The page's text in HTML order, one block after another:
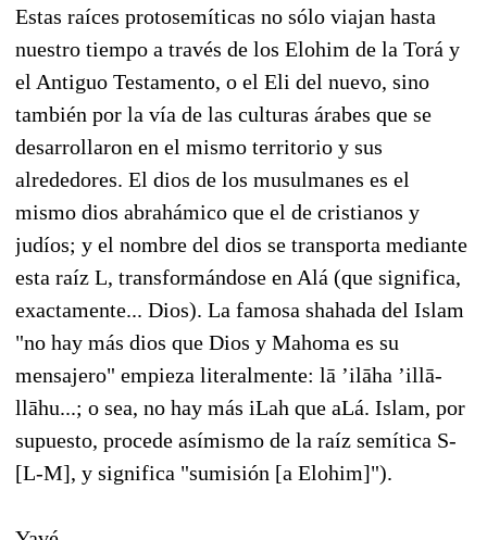
Estas raíces protosemíticas no sólo viajan hasta
nuestro tiempo a través de los Elohim de la Torá y
el Antiguo Testamento, o el Eli del nuevo, sino
también por la vía de las culturas árabes que se
desarrollaron en el mismo territorio y sus
alrededores. El dios de los musulmanes es el
mismo dios abrahámico que el de cristianos y
judíos; y el nombre del dios se transporta mediante
esta raíz L, transformándose en Alá (que significa,
exactamente... Dios). La famosa shahada del Islam
"no hay más dios que Dios y Mahoma es su
mensajero" empieza literalmente: lā ’ilāha ’illā-
llāhu...; o sea, no hay más iLah que aLá. Islam, por
supuesto, procede asímismo de la raíz semítica S-
[L-M], y significa "sumisión [a Elohim]").